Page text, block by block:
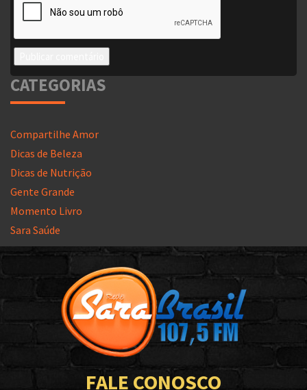
CATEGORIAS
Compartilhe Amor
Dicas de Beleza
Dicas de Nutrição
Gente Grande
Momento Livro
Sara Saúde
FALE CONOSCO